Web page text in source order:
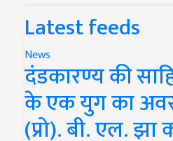
Latest feeds
News
दंडकारण्य की
के एक युग का
(प्रो). बी. एल. झा